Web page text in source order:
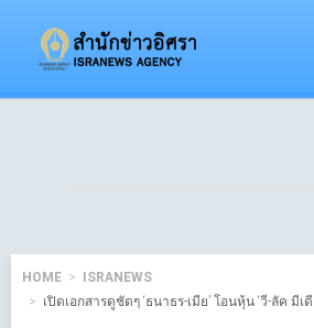
HOME
ISRANEWS
เปิดเอกสารดูชัดๆ ‘ธนาธร-เมีย’ โอนหุ้น ‘วี-ลัค มีเ